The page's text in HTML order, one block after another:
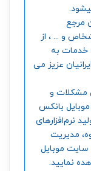
مرجع
و ... ، از
خدمات به
عزیز می
مشکلات و
موبایل بانکس
نرم‌افزارهای
مدیریت
موبایل
نمایید.